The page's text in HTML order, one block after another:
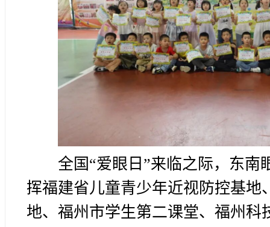
全国“爱眼日”来临之际，东
挥福建省儿童青少年近视防控基
地、福州市学生第二课堂、福州